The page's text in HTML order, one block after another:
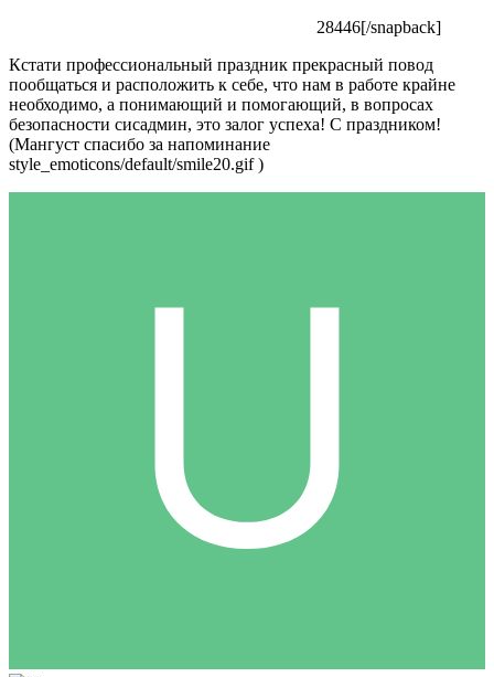
28446[/snapback]
Кстати профессиональный праздник прекрасный повод
пообщаться и расположить к себе, что нам в работе крайне
необходимо, а понимающий и помогающий, в вопросах
безопасности сисадмин, это залог успеха! С праздником!
(Мангуст спасибо за напоминание
style_emoticons/default/smile20.gif)